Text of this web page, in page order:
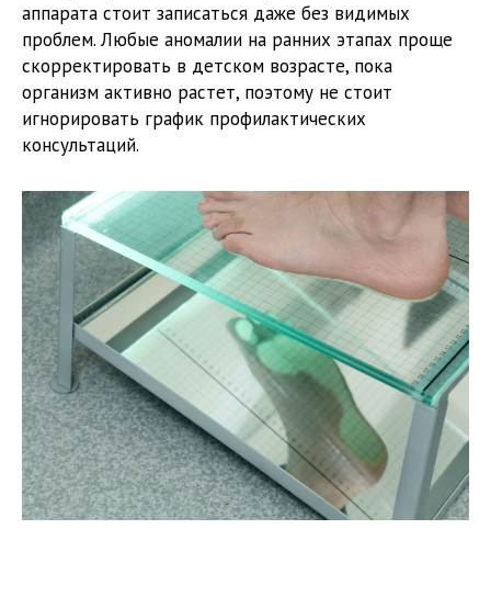
аппарата стоит записаться даже без видимых
проблем. Любые аномалии на ранних этапах проще
скорректировать в детском возрасте, пока
организм активно растет, поэтому не стоит
игнорировать график профилактических
консультаций.